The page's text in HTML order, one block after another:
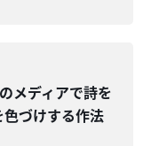
メディアで詩を
づけする作法